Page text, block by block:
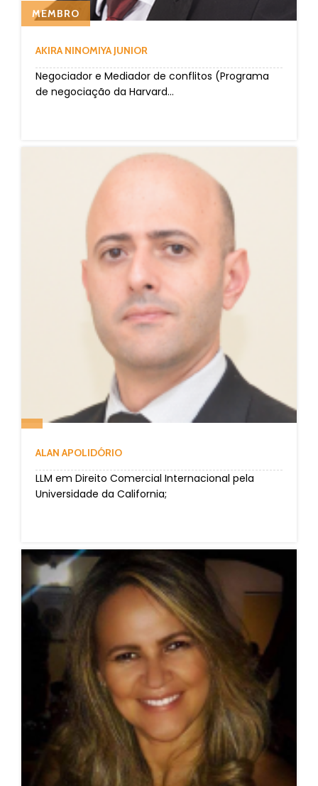
MEMBRO
AKIRA NINOMIYA JUNIOR
Negociador e Mediador de conflitos (Programa
de negociação da Harvard...
ALAN APOLIDÓRIO
LLM em Direito Comercial Internacional pela
Universidade da California;